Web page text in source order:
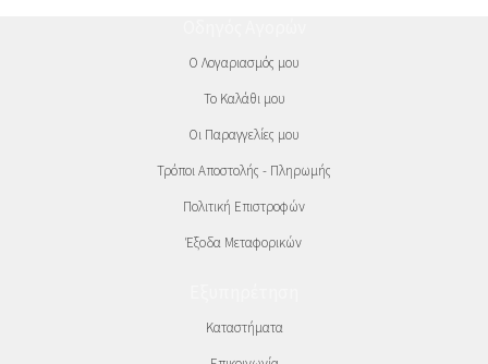
Ο Λογαριασμός μου
Το Καλάθι μου
Οι Παραγγελίες μου
Τρόποι Αποστολής - Πληρωμής
Πολιτική Επιστροφών
Έξοδα Μεταφορικών
Καταστήματα